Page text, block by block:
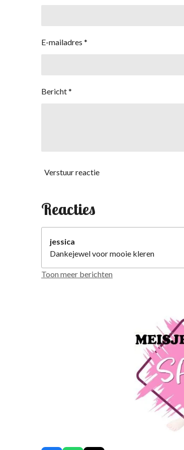
E-mailadres *
Bericht *
Verstuur reactie
Reacties
jessica
Dankejewel voor mooie kleren
Toon meer berichten